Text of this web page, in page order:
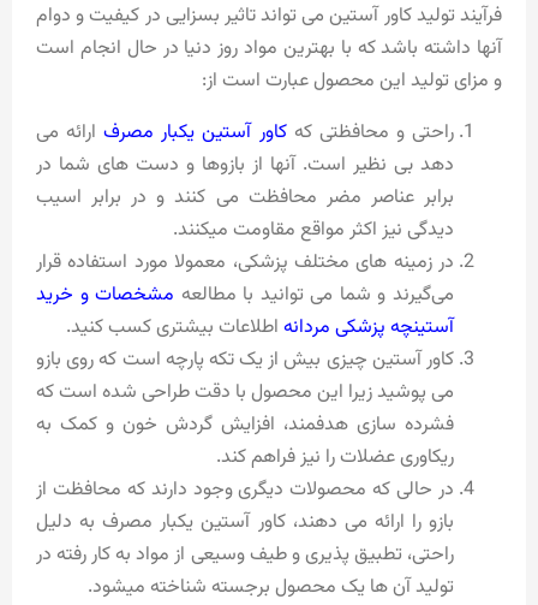
فرآیند تولید کاور آستین می تواند تاثیر بسزایی در کیفیت و دوام
آنها داشته باشد که با بهترین مواد روز دنیا در حال انجام است
و مزای تولید این محصول عبارت است از:
راحتی و محافظتی کهکاور آستین یکبار مصرفارائه می
دهد بی نظیر است. آنها از بازوها و دست های شما در
برابر عناصر مضر محافظت می کنند و در برابر اسیب
دیدگی نیز اکثر مواقع مقاومت میکنند.
در زمینه‌ های مختلف پزشکی، معمولا مورد استفاده قرار
می‌گیرند و شما می توانید با مطالعه مشخصات و خرید
آستینچه پزشکی مردانه اطلاعات بیشتری کسب کنید.
کاور آستین چیزی بیش از یک تکه پارچه است که روی بازو
می پوشید زیرا این محصول با دقت طراحی شده است که
فشرده سازی هدفمند، افزایش گردش خون و کمک به
ریکاوری عضلات را نیز فراهم کند.
در حالی که محصولات دیگری وجود دارند که محافظت از
بازو را ارائه می دهند، کاور آستین یکبار مصرف به دلیل
راحتی، تطبیق پذیری و طیف وسیعی از مواد به کار رفته در
تولید آن ها یک محصول برجسته شناخته میشود.